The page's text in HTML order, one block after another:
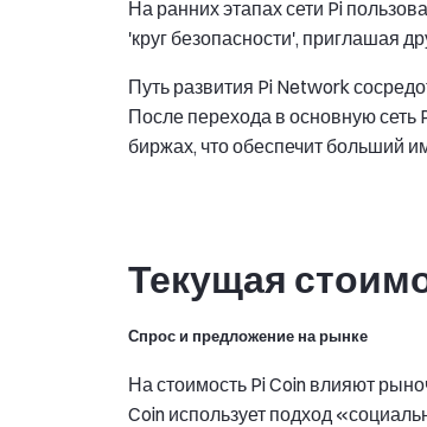
На ранних этапах сети Pi
'круг безопасности', приглашая
Путь развития Pi Network
После перехода в основную сеть
биржах, что обеспечит больший
Текущая
Спрос и предложение на рынке
На стоимость Pi Coin влияют
Coin использует подход